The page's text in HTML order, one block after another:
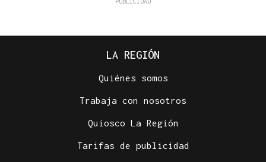
LA REGIÓN
Quiénes somos
Trabaja con nosotros
Quiosco La Región
Tarifas de publicidad